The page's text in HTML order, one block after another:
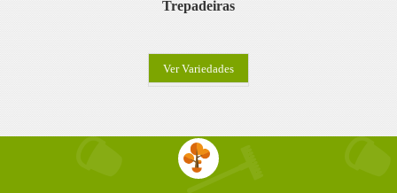
Trepadeiras
Ver Variedades